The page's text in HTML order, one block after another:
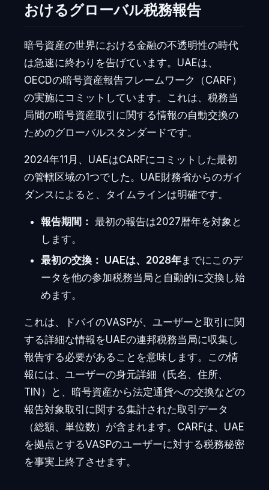
おけるグローバル税務報告
暗号資産の世界における金融の不透明性の時代
は急速に終わりを告げています。UAEは、
OECDの暗号資産報告フレームワーク（CARF）
の実施にコミットしています。これは、税務当
局間の暗号資産取引に関する情報の自動交換の
ためのグローバルスタンダードです。
2024年11月、UAEはCARFにコミットした最初
の管轄区域の1つでした。UAE財務省からのガイ
ダンスによると、タイムラインは明確です。
報告期間： 最初の報告は2027暦年を対象と
します。
最初の交換： UAEは、 2028年までにこのデ
ータを他の参加税務当局と自動的に交換し始
めます。
これは、ドバイのVASPが、ユーザーと取引に関
する詳細な情報をUAEの連邦税務当局に収集し
報告する必要があることを意味します。この情
報には、ユーザーの身元詳細（氏名、住所、
TIN）と、暗号資産から法定通貨への交換などの
報告対象取引に関する集計された取引データ
（総額、単位数）が含まれます。CARFは、UAE
を拠点とするVASPのユーザーに対する税務秘密
を事実上終了させます。